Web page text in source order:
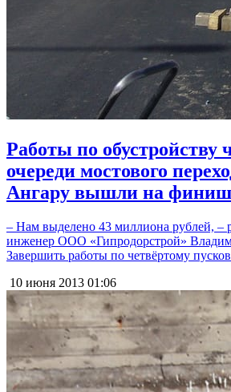
Работы по обустройству
очереди мостового
Ангару вышли на
– Нам выделено 43 миллиона рублей, –
инженер ООО «Гипродорстрой»
Завершить работы по четвёртому
10 июня 2013 01:06